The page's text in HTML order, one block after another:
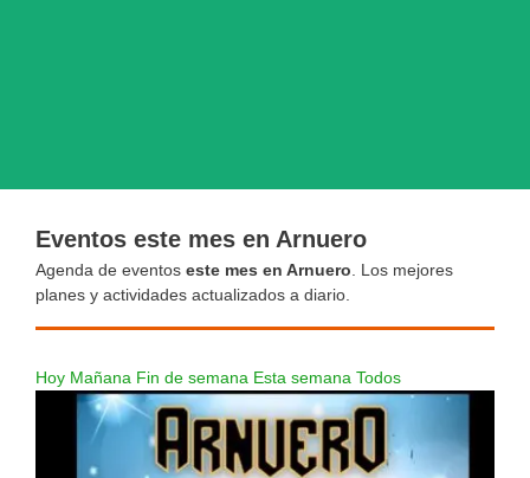
Eventos este mes en Arnuero
Agenda de eventos este mes en Arnuero . Los mejores
planes y actividades actualizados a diario.
Hoy Mañana Fin de semana Esta semana Todos